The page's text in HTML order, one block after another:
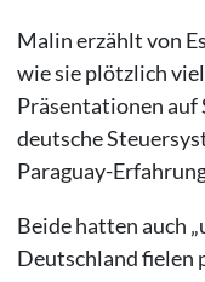
Malin erzählt von
wie sie plötzlich
Präsentationen auf
deutsche
Paraguay-
Beide hatten auch
Deutschland fielen